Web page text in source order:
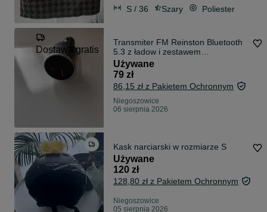
S / 36 Szary Poliester
Dostawa gratis
Transmiter FM Reinston Bluetooth
5.3 z ładow i zestawem
głośnomówiącym
Używane
79 zł
86,15 zł z Pakietem Ochronnym
Niegoszowice
06 sierpnia 2026
Kask narciarski w rozmiarze S
Używane
120 zł
128,80 zł z Pakietem Ochronnym
Niegoszowice
05 sierpnia 2026